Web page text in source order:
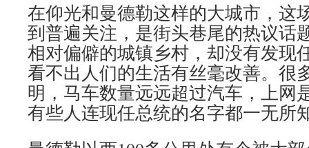
在仰光和曼德勒这样的大城市，这
到普遍关注，是街头巷尾的热议话
相对偏僻的城镇乡村，却没有发现
看不出人们的生活有丝毫改善。很
明，马车数量远远超过汽车，上网
有些人连现任总统的名字都一无所